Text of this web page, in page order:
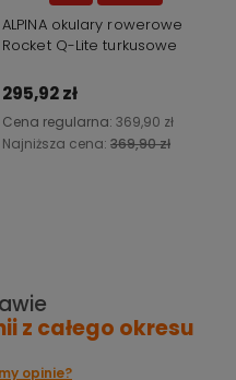
ALPINA okulary rowerowe
Rocket Q-Lite turkusowe
295,92 zł
Cena regularna: 369,90 zł
Najniższa cena: 369,90 zł
z całego okresu
opinie?